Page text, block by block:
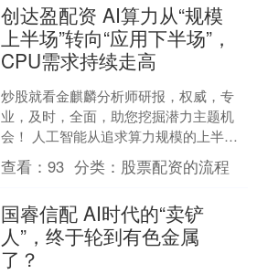
创达盈配资 AI算力从“规模
上半场”转向“应用下半场”，
CPU需求持续走高
炒股就看金麒麟分析师研报，权威，专
业，及时，全面，助您挖掘潜力主题机
会！ 人工智能从追求算力规模的上半场
向追求应用和场景落地的下半场转变。
日前，光合组织202....
查看：93 分类： 股票配资的流程
国睿信配 AI时代的“卖铲
人”，终于轮到有色金属
了？